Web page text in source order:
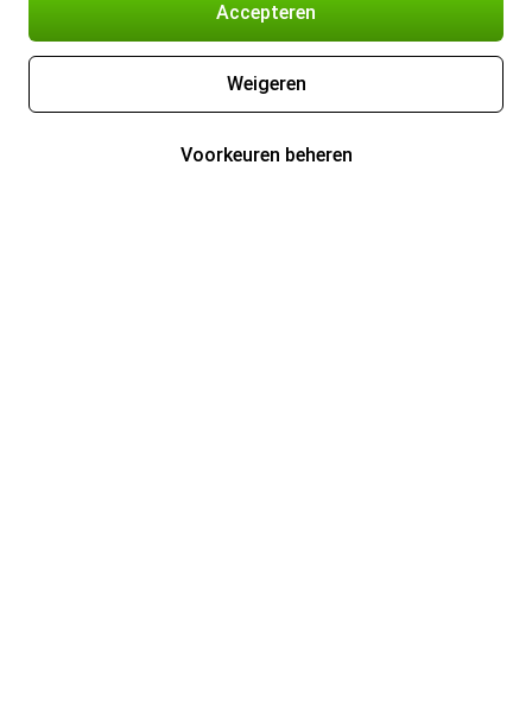
Accepteren
Weigeren
Voorkeuren beheren